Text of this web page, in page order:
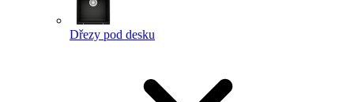
Dřezy pod desku